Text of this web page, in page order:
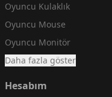
Oyuncu Kulaklık
Oyuncu Mouse
Oyuncu Monitör
Daha fazla göster
Hesabım